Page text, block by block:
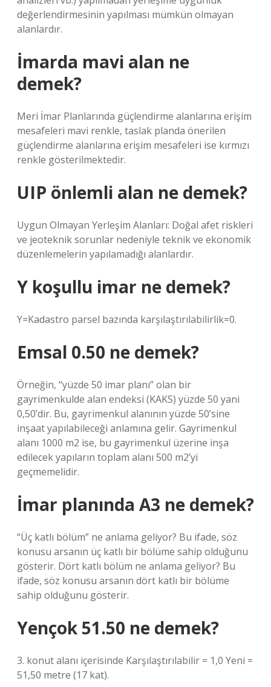
değerlendirmesinin yapılması mümkün olmayan
alanlardır.
İmarda mavi alan ne
demek?
Meri İmar Planlarında güçlendirme alanlarına erişim
mesafeleri mavi renkle, taslak planda önerilen
güçlendirme alanlarına erişim mesafeleri ise kırmızı
renkle gösterilmektedir.
UIP önlemli alan ne demek?
Uygun Olmayan Yerleşim Alanları: Doğal afet riskleri
ve jeoteknik sorunlar nedeniyle teknik ve ekonomik
düzenlemelerin yapılamadığı alanlardır.
Y koşullu imar ne demek?
Y=Kadastro parsel bazında karşılaştırılabilirlik=0.
Emsal 0.50 ne demek?
Örneğin, “yüzde 50 imar planı” olan bir
gayrimenkulde alan endeksi (KAKS) yüzde 50 yani
0,50’dir. Bu, gayrimenkul alanının yüzde 50’sine
inşaat yapılabileceği anlamına gelir. Gayrimenkul
alanı 1000 m2 ise, bu gayrimenkul üzerine inşa
edilecek yapıların toplam alanı 500 m2’yi
geçmemelidir.
İmar planında A3 ne demek?
“Üç katlı bölüm” ne anlama geliyor? Bu ifade, söz
konusu arsanın üç katlı bir bölüme sahip olduğunu
gösterir. Dört katlı bölüm ne anlama geliyor? Bu
ifade, söz konusu arsanın dört katlı bir bölüme
sahip olduğunu gösterir.
Yençok 51.50 ne demek?
3. konut alanı içerisinde Karşılaştırılabilir = 1,0 Yeni =
51,50 metre (17 kat).